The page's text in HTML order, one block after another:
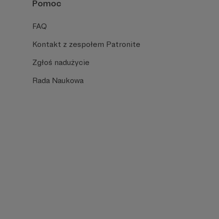
Pomoc
FAQ
Kontakt z zespołem Patronite
Zgłoś nadużycie
Rada Naukowa